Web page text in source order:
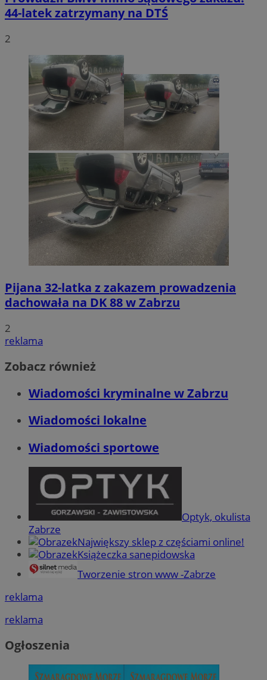
44-latek zatrzymany na DTŚ
2
Pijana 32-latka z zakazem prowadzenia
dachowała na DK 88 w Zabrzu
2
reklama
Zobacz również
Wiadomości kryminalne w Zabrzu
Wiadomości lokalne
Wiadomości sportowe
Optyk, okulista
Zabrze
Największy sklep z częściami online!
Książeczka sanepidowska
Tworzenie stron www -Zabrze
reklama
reklama
Ogłoszenia